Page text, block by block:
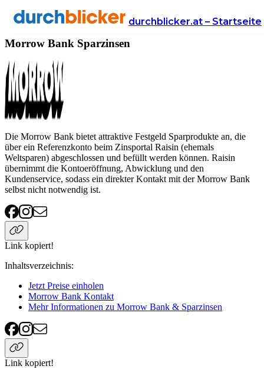
durchblicker.at – Startseite
Anbieter Finanzen sparzinsen Morrow Bank
Morrow Bank Sparzinsen
Die Morrow Bank bietet attraktive Festgeld Sparprodukte an, die
über ein Referenzkonto beim Zinsportal Raisin (ehemals
Weltsparen) abgeschlossen und befüllt werden können. Raisin
übernimmt die Kontoeröffnung, Abwicklung und den
Kundenservice, sodass ein direkter Kontakt mit der Morrow Bank
selbst nicht notwendig ist.
Link kopiert!
Inhaltsverzeichnis:
Jetzt Preise einholen
Morrow Bank Kontakt
Mehr Informationen zu Morrow Bank & Sparzinsen
Link kopiert!